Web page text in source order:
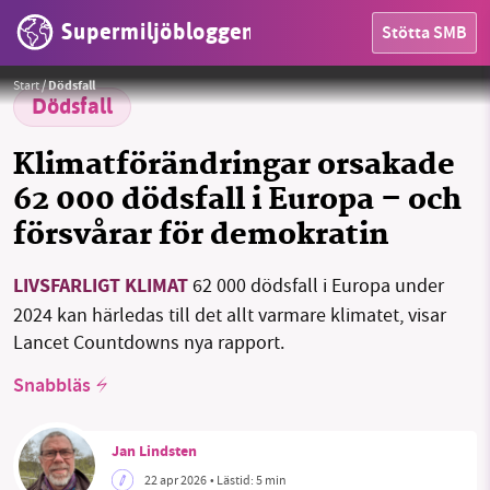
Supermiljöbloggen Stötta SMB
HEM
MILJÖFAKTA
Sök
Start/Dödsfall
Dödsfall
Klimatförändringar orsakade
62 000 dödsfall i Europa – och
försvårar för demokratin
LIVSFARLIGT KLIMAT62 000 dödsfall i Europa under
2024 kan härledas till det allt varmare klimatet, visar
Lancet Countdowns nya rapport.
Snabbläs
Jan Lindsten
22 apr 2026• Lästid:5 min
Foto:Götz Friedrich / Pixabay